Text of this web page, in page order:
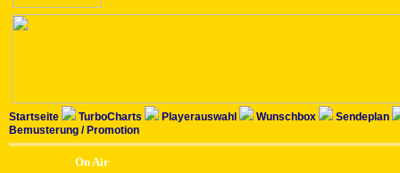
Startseite TurboCharts Playerauswahl Wunschbox
Sendeplan
Bemusterung / Promotion
On Air